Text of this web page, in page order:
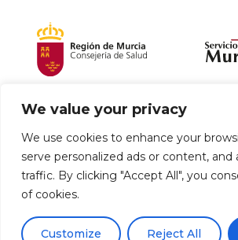
We value your privacy
We use cookies to enhance your
serve personalized ads or content, and
traffic. By clicking "Accept All", you
of cookies.
Customize Reject All
Política de envío y
Política de privacidad Uso